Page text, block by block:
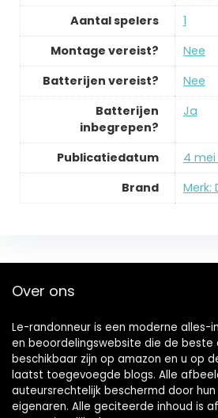
Aantal spelers
‎1
Montage vereist?
‎Nee
Batterijen vereist?
‎Nee
Batterijen
inbegrepen?
‎Ja
Publicatiedatum
‎4 mei
Brand
Merk:
Over ons
Le-randonneur is een moderne alles-
en beoordelingswebsite die de beste
beschikbaar zijn op amazon en u op
laatst toegevoegde blogs. Alle
auteursrechtelijk beschermd door
eigenaren. Alle geciteerde inhoud is